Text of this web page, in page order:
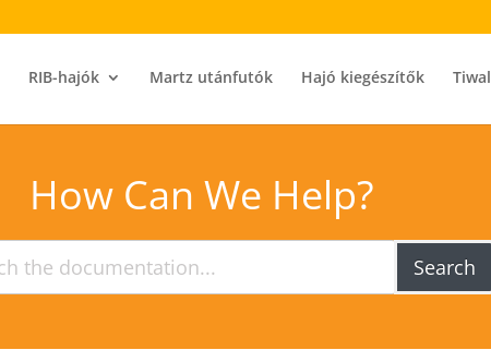
RIB-hajók Martz utánfutók Hajó kiegészítők Tiwal
How Can We Help?
Search